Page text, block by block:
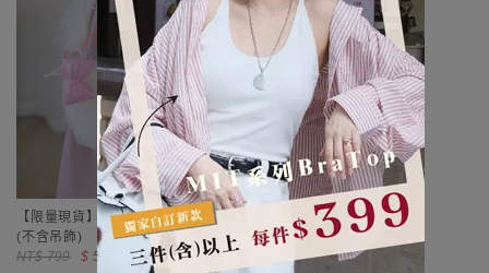
【限量現貨】甜美網紗抽繩肩背包
(不含吊飾)
NT$ 799
$ 589